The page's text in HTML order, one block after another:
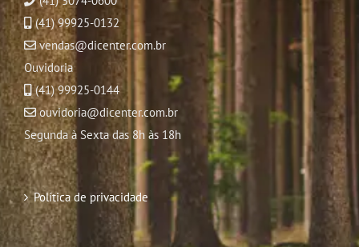
(41) 99925-0132
vendas@dicenter.com.br
Ouvidoria
(41) 99925-0144
ouvidoria@dicenter.com.br
Segunda à Sexta das 8h às 18h
Política de privacidade